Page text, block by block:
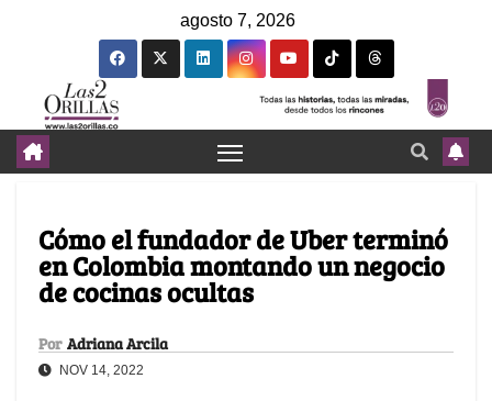
agosto 7, 2026
Cómo el fundador de Uber terminó
en Colombia montando un negocio
de cocinas ocultas
Por Adriana Arcila
NOV 14, 2022